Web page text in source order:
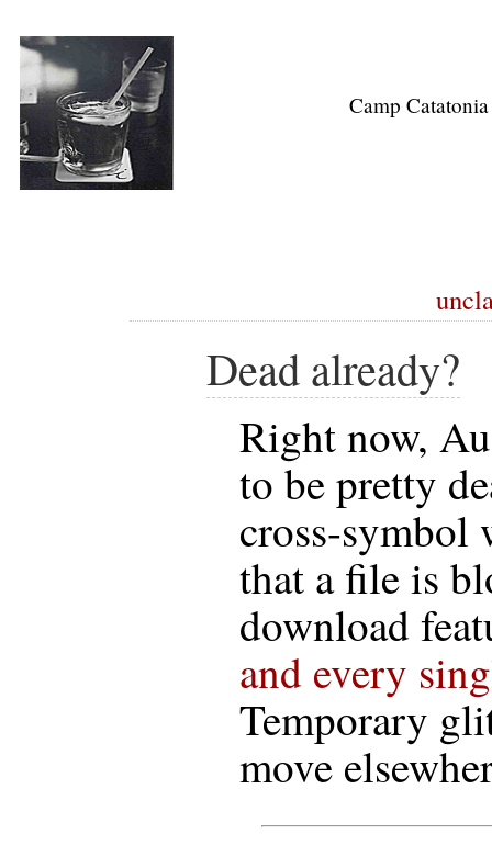
Camp Catatonia
Dead already?
Right now,
to be pretty
cross-symbol
that a file is
download
and every
Temporary
move